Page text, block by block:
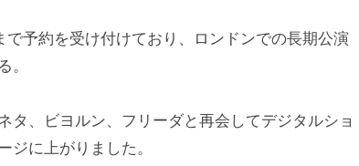
予約を受け付けており、ロンドンでの長期公演
。
タ、ビヨルン、フリーダと再会してデジタルショ
ジに上がりました。